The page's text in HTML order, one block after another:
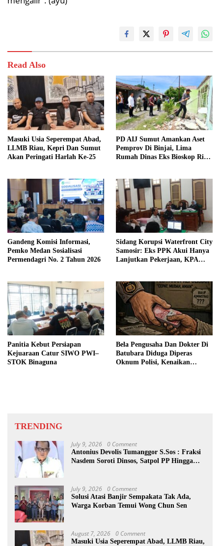
Read Also
Masuki Usia Seperempat Abad,
LLMB Riau, Kepri Dan Sumut
Akan Peringati Harlah Ke-25
PD AIJ Sumut Amankan Aset
Pemprov Di Binjai, Lima
Rumah Dinas Eks Bioskop Ria
Gandeng Komisi Informasi,
Pemko Medan Sosialisasi
Permendagri No. 2 Tahun 2026
Sidang Korupsi Waterfront City
Samosir: Eks PPK Akui Hanya
Lanjutkan Pekerjaan, KPA
Panitia Kebut Persiapan
Kejuaraan Catur SIWO PWI–
STOK Binaguna
Bela Pengusaha Dan Dokter Di
Batubara Diduga Diperas
Oknum Polisi, Kenaikan
TRENDING
July 9, 2026 0 Comment
Antonius Devolis Tumanggor S.Sos : Fraksi
Nasdem Soroti Dinsos, Satpol PP Hingga
July 9, 2026 0 Comment
Solusi Atasi Banjir Sempakata Tak Ada,
Warga Korban Temui Wong Chun Sen
August 7, 2026 0 Comment
Masuki Usia Seperempat Abad, LLMB Riau,